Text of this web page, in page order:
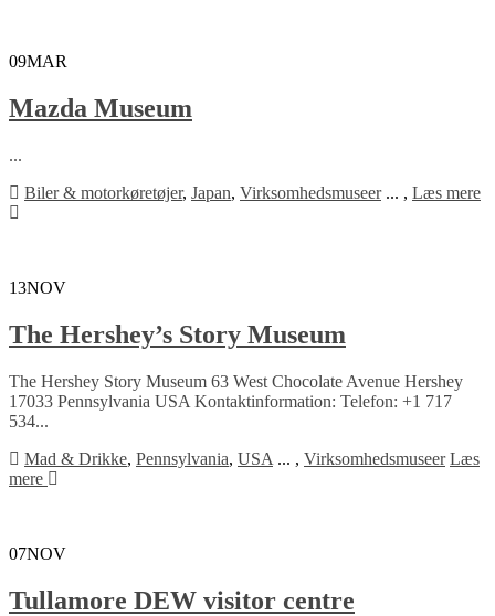
09MAR
Mazda Museum
...
Biler & motorkøretøjer, Japan, Virksomhedsmuseer ... , Læs mere
13NOV
The Hershey’s Story Museum
The Hershey Story Museum 63 West Chocolate Avenue Hershey
17033 Pennsylvania USA Kontaktinformation: Telefon: +1 717
534...
Mad & Drikke, Pennsylvania, USA ... , Virksomhedsmuseer Læs
mere
07NOV
Tullamore DEW visitor centre